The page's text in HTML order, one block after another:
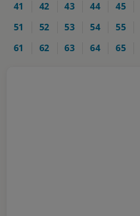
41
42 43 44 45
51
52 53 54 55
61
62 63 64 65